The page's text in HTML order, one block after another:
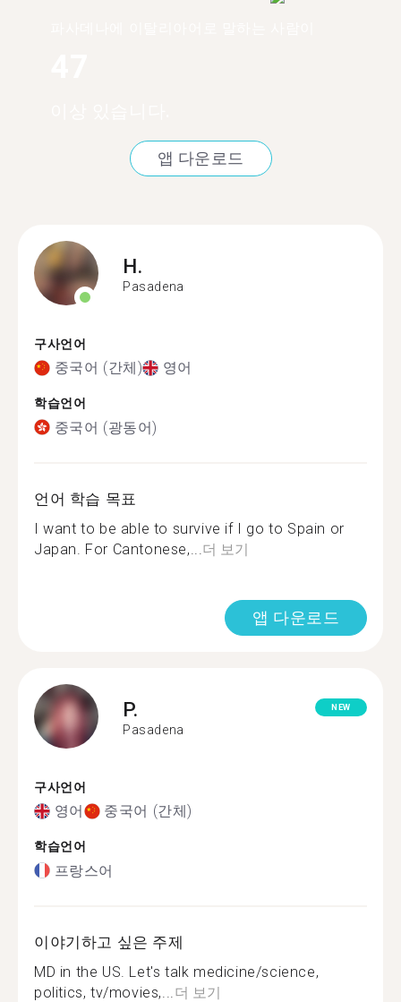
앱 다운로드
H.
Pasadena
구사언어
중국어 (간체) 영어
학습언어
중국어 (광동어)
언어 학습 목표
I want to be able to survive if I go to Spain or
Japan. For Cantonese,... 더 보기
앱 다운로드
P.
Pasadena
NEW
구사언어
영어 중국어 (간체)
학습언어
프랑스어
이야기하고 싶은 주제
MD in the US. Let's talk medicine/science,
politics, tv/movies,... 더 보기